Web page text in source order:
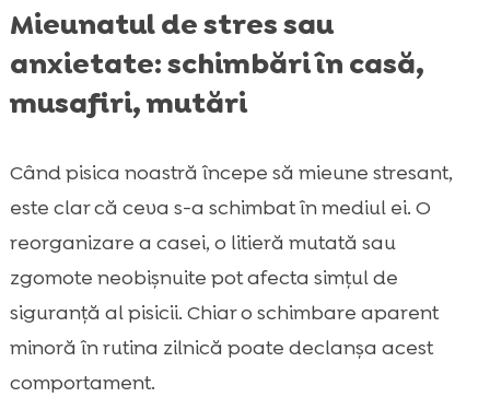
Mieunatul de stres sau
anxietate: schimbări în casă,
musafiri, mutări
Când pisica noastră începe să mieune stresant,
este clar că ceva s-a schimbat în mediul ei. O
reorganizare a casei, o litieră mutată sau
zgomote neobișnuite pot afecta simțul de
siguranță al pisicii. Chiar o schimbare aparent
minoră în rutina zilnică poate declanșa acest
comportament.